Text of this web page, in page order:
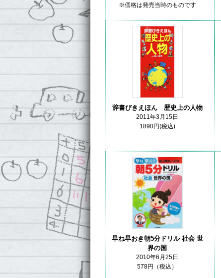
※価格は発売当時のものです
辞書びきえほん 歴史上の人物
2011年3月15日
1890円(税込)
早ね早おき朝5分ドリル 社会 世
界の国
2010年6月25日
578円（税込）